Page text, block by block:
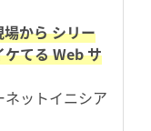
から シリー
てる Web サ
ットイニシア